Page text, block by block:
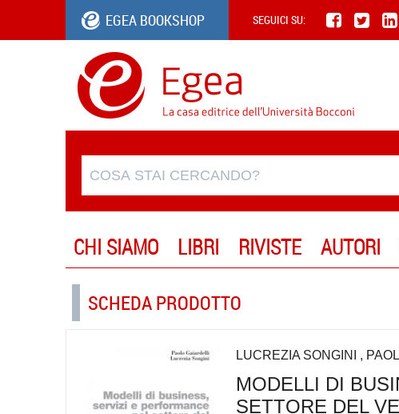
EGEA BOOKSHOP SEGUICI SU:
CHI SIAMO LIBRI RIVISTE AUTORI
SCHEDA PRODOTTO
LUCREZIA SONGINI ,
MODELLI DI
SETTORE DEL